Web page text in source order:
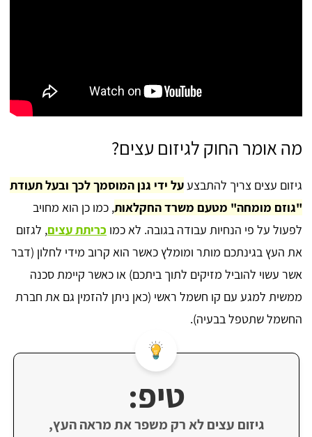
מה אומר החוק לגיזום עצים?
גיזום עצים צריך להתבצעעל ידי גנן המוסמך לכך ובעל תעודת
"גוזם מומחה" מטעם משרד החקלאות, כמו כן הוא מחויב
לפעול על פי הנחיות עבודה בגובה. לא כמו כריתת עצים, לגזום
את העץ בגינתכם מותר ומומלץ כאשר הוא קרוב מידי לחלון (דבר
אשר עשוי להוביל מזיקים לתוך ביתכם) או כאשר קיימת סכנה
ממשית למגע עם קו חשמל ראשי (כאן ניתן להזמין גם את חברת
החשמל שתטפל בבעיה).
טיפ:
גיזום עצים לא רק משפר את מראה העץ,